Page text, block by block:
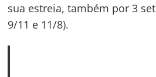
sua estreia, também por 3
9/11 e 11/8).